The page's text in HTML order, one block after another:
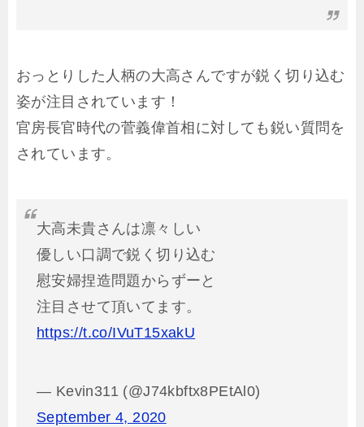
おっとりした人柄の大高さんですが鋭く切り込む
姿が注目されています！
官房長官時代の菅義偉首相に対しても鋭い質問を
されています。
大高未貴さんは凛々しい
優しい口調で鋭く切り込む
慰安婦捏造問題からずーと
注目させて頂いてます。
https://t.co/IVuT15xakU
— Kevin311 (@J74kbftx8PEtAl0)
September 4, 2020